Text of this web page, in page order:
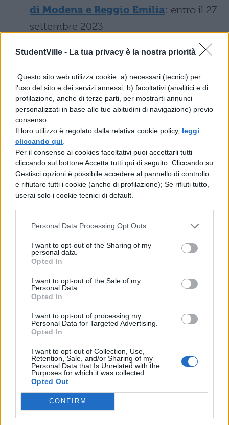
StudentVille - La tua privacy è la nostra priorità
Questo sito web utilizza cookie: a) necessari (tecnici) per
l'uso del sito e dei servizi annessi; b) facoltativi (analitici e di
profilazione, anche di terze parti, per mostrarti annunci
personalizzati in base alle tue abitudini di navigazione) previo
consenso.
Il loro utilizzo è regolato dalla relativa cookie policy, leggi
cliccando qui
Per il consenso ai cookies facoltativi puoi accettarli tutti
cliccando sul bottone Accetta tutti qui di seguito. Cliccando su
Gestisci opzioni è possibile accedere al pannello di controllo
e rifiutare tutti i cookie (anche di profilazione); Se rifiuti tutto,
userai solo i cookie tecnici di default.
Personal Data Processing Opt Outs
I want to opt-out of the Sharing of my
personal data.
Opted In
I want to opt-out of the Sale of my
Personal Data.
Opted In
I want to opt-out of processing my
Personal Data for Targeted Advertising.
Opted In
I want to opt-out of Collection, Use,
Retention, Sale, and/or Sharing of my
Personal Data that Is Unrelated with the
Purposes for which it was collected.
Opted Out
CONFIRM
di Modena e Reggio Emilia: entro il 27
settembre 2023
Risultati e graduatoria test scienze
del Molise: non ancora indicato
Risultati e graduatoria test scienze
Formazione Primaria 2023Università
di Padova
Risultati e graduatoria test scienze
Formazione Primaria 2023Università
di Palermo: non specificato
Risultati e graduatoria test scienze
Formazione Primaria 2023
Università
di Perugia
Risultati e graduatoria test scienze
Formazione Primaria 2023
di Pisa: entro il 27 settembre 2023
Formazione Primaria 2023
Università
di Roma La Sapienza: entro il 27
settembre 2023
Risultati e graduatoria test scienze